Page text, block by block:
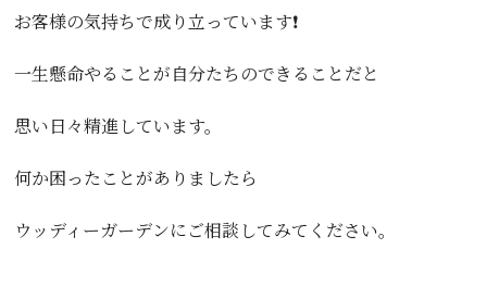
お客様の気持ちで成り立っています❗
一生懸命やることが自分たちのできることだと
思い日々精進しています。
何か困ったことがありましたら
ウッディーガーデンにご相談してみてください。